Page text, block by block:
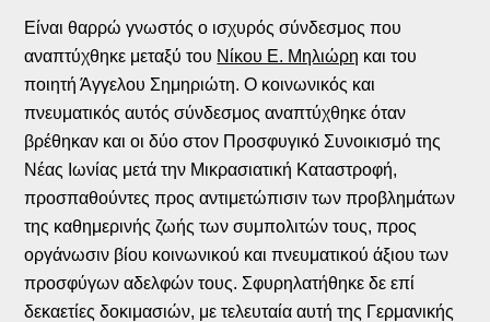
Είναι θαρρώ γνωστός ο ισχυρός σύνδεσμος που
αναπτύχθηκε μεταξύ του Νίκου Ε. Μηλιώρη και του
ποιητή Άγγελου Σημηριώτη. Ο κοινωνικός και
πνευματικός αυτός σύνδεσμος αναπτύχθηκε όταν
βρέθηκαν και οι δύο στον Προσφυγικό Συνοικισμό της
Νέας Ιωνίας μετά την Μικρασιατική Καταστροφή,
προσπαθούντες προς αντιμετώπισιν των προβλημάτων
της καθημερινής ζωής των συμπολιτών τους, προς
οργάνωσιν βίου κοινωνικού και πνευματικού άξιου των
προσφύγων αδελφών τους. Σφυρηλατήθηκε δε επί
δεκαετίες δοκιμασιών, με τελευταία αυτή της Γερμανικής